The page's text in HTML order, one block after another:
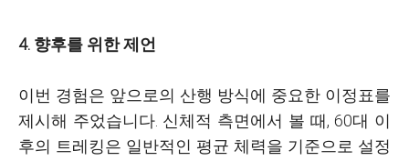
4. 향후를 위한 제언
이번 경험은 앞으로의 산행 방식에 중요한 이정표를
제시해 주었습니다. 신체적 측면에서 볼 때, 60대 이
후의 트레킹은 일반적인 평균 체력을 기준으로 설정